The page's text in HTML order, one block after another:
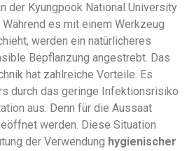
der Kyungpook National University
es mit einem Werkzeug
werden ein natürlicheres
Bepflanzung angestrebt. Das
hat zahlreiche Vorteile. Es
durch das geringe Infektionsrisiko
aus. Denn für die Aussaat
werden. Diese Situation
der Verwendung hygienischer